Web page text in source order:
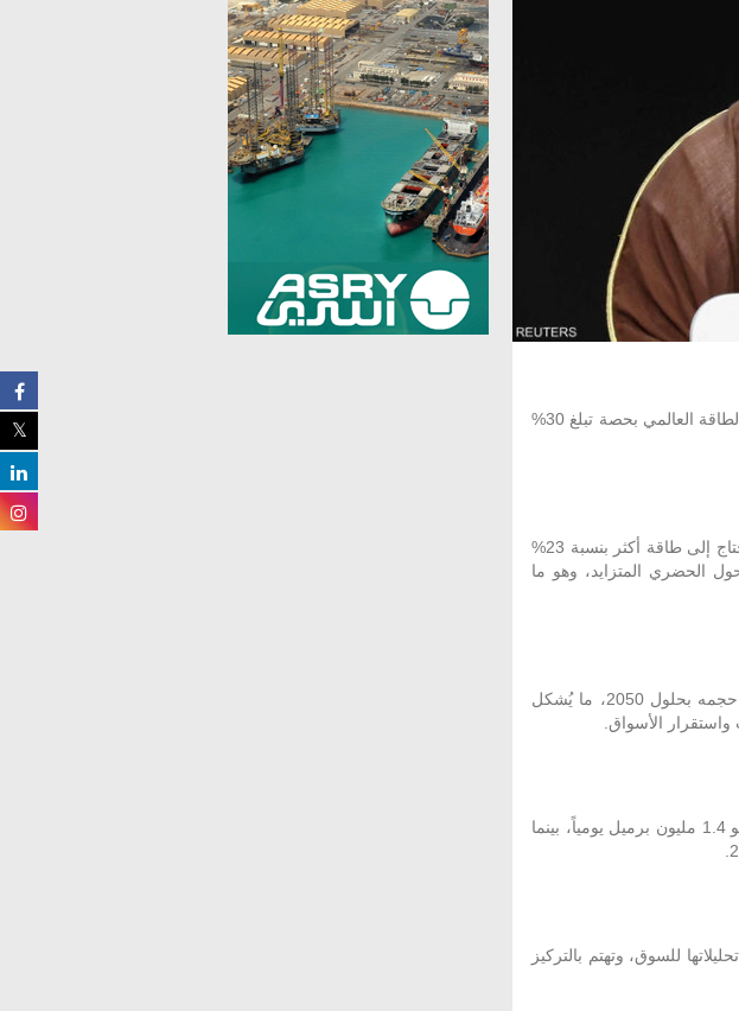
قال هيثم الغيص، الأمين العام لمنظمة أوبك، أن النفط سيظل يلعب دوراً محورياً في مزيج الطاقة العالمي بحصة تبلغ 30%
وبرر الغيص، خلال كلمته في مؤتمر للطاقة عُقد في روسيا، توقعاته تلك إلى أن العالم سيحتاج إلى طاقة أكثر بنسبة 23%
الحضري المتزايد، وهو ما
وأضاف أن الاقتصاد العالمي يسير بخطى متسارعة نحو التوسع، ومن المتوقع أن يتضاعف حجمه بحلول 2050، ما يُشكل
الأسواق.
الجدير بالذكر أن منظمة أوبك تقدر أن ينمو الطلب على النفط خلال العام المقبل 2026 بنحو 1.4 مليون برميل يومياً، بينما
للسوق، وتهتم بالتركيز